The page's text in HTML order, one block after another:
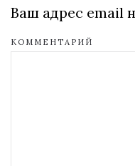
Ваш адрес email
КОММЕНТАРИЙ